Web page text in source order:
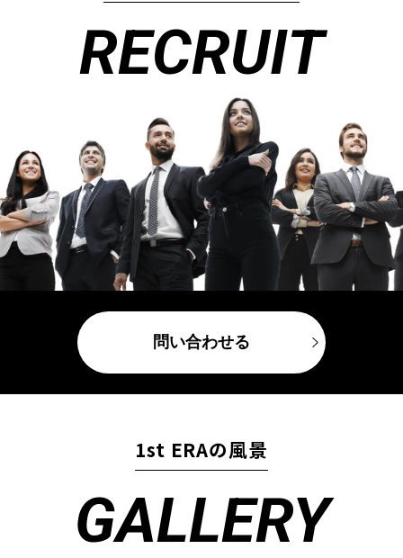
RECRUIT
問い合わせる
1st ERAの風景
GALLERY